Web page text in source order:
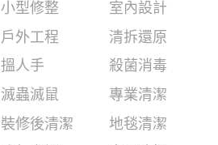
小型修整
室內設計
戶外工程
清拆還原
搵人手
殺菌消毒
滅蟲滅鼠
專業清潔
裝修後清潔
地毯清潔